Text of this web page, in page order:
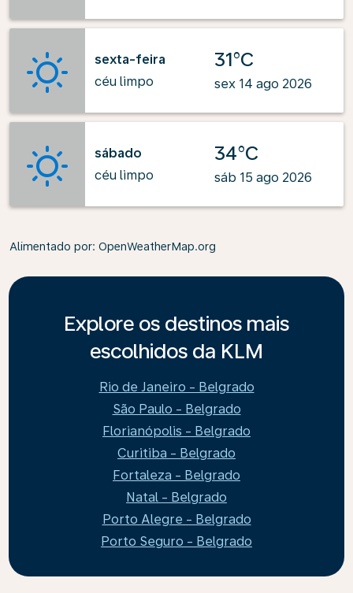
sexta-feira
céu limpo
31°C
sex 14 ago 2026
sábado
céu limpo
34°C
sáb 15 ago 2026
Alimentado por: OpenWeatherMap.org
Explore os destinos mais
escolhidos da KLM
Rio de Janeiro - Belgrado
São Paulo - Belgrado
Florianópolis - Belgrado
Curitiba - Belgrado
Fortaleza - Belgrado
Natal - Belgrado
Porto Alegre - Belgrado
Porto Seguro - Belgrado